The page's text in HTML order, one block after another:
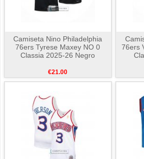
Camiseta Nino Philadelphia
76ers Tyrese Maxey NO 0
Classia 2025-26 Negro
€21.00
76ers